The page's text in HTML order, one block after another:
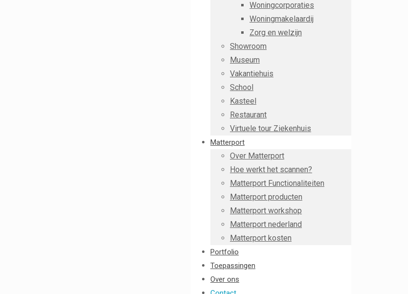
Woningcorporaties
Woningmakelaardij
Zorg en welzijn
Showroom
Museum
Vakantiehuis
School
Kasteel
Restaurant
Virtuele tour Ziekenhuis
Matterport
Over Matterport
Hoe werkt het scannen?
Matterport Functionaliteiten
Matterport producten
Matterport workshop
Matterport nederland
Matterport kosten
Portfolio
Toepassingen
Over ons